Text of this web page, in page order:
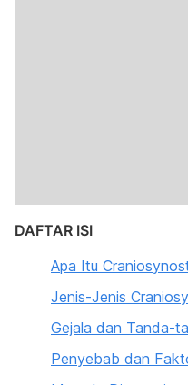
DAFTAR ISI
Apa Itu
Jenis-Jenis
Gejala dan Tanda-
Penyebab dan